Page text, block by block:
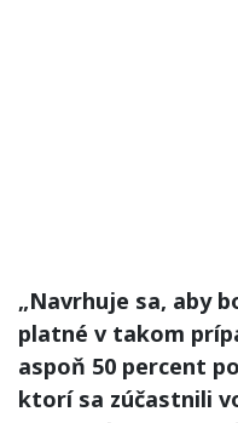
„Navrhuje sa, aby
platné v takom
aspoň 50 percent
ktorí sa zúčastnili